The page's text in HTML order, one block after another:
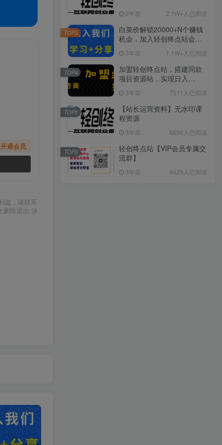
通会员
益，请联系
删除退出 涉
2年前 2.1W+人已阅读
白菜价解锁20000+N个赚钱
机会，加入轻创终点站会
3年前 1.1W+人已阅读
TOP3
加盟轻创终点站，搭建同款
项目资源站，实现日入
3年前 7511人已阅读
TOP4
【站长运营资料】无水印课
程资源
3年前 6696人已阅读
TOP5
轻创终点站【VIP会员专属交
流群】
3年前 6429人已阅读
TOP6